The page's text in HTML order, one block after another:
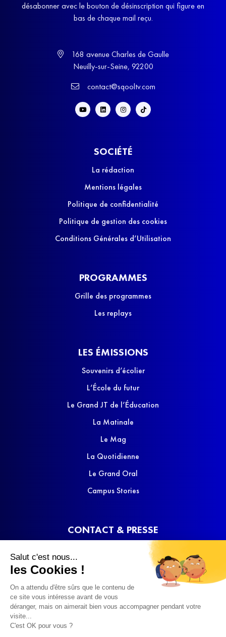
Salut c'est nous...
les Cookies !
On a attendu d'être sûrs que le contenu de
ce site vous intéresse avant de vous
déranger, mais on aimerait bien vous accompagner pendant votre
visite...
C'est OK pour vous ?
désabonner avec le bouton de désinscription qui figure en
bas de chaque mail reçu.
168 avenue Charles de Gaulle
Neuilly-sur-Seine, 92200
contact@sqooltv.com
SOCIÉTÉ
La rédaction
Mentions légales
Politique de confidentialité
Politique de gestion des cookies
Conditions Générales d’Utilisation
PROGRAMMES
Grille des programmes
Les replays
LES ÉMISSIONS
Souvenirs d’écolier
L’École du futur
Le Grand JT de l’Éducation
La Matinale
Le Mag
La Quotidienne
Le Grand Oral
Campus Stories
CONTACT & PRESSE